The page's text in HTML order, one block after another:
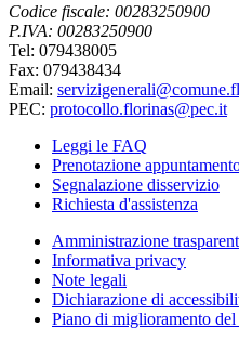
Codice fiscale: 00283250900
P.IVA: 00283250900
Tel: 079438005
Fax: 079438434
Email:
PEC: protocollo.florinas@pec.it
Leggi le FAQ
Prenotazione
Segnalazione disservizio
Richiesta d'assistenza
Amministrazione
Informativa privacy
Note legali
Dichiarazione di
Piano di miglioramento